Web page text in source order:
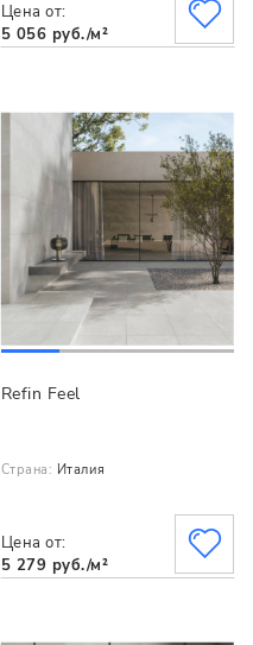
Цена от:
5 056 руб./м²
Refin Feel
Страна: Италия
Цена от:
5 279 руб./м²